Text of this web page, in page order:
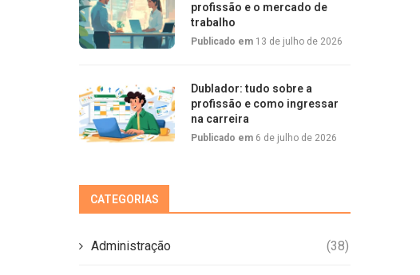
profissão e o mercado de
trabalho
Publicado em 13 de julho de 2026
Dublador: tudo sobre a
profissão e como ingressar
na carreira
Publicado em 6 de julho de 2026
CATEGORIAS
Administração (38)